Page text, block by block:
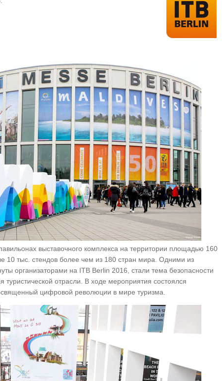
выставочного комплекса на территории площадью 160
10 тыс. стендов более чем из 180 стран мира. Одними из
организаторами на ITB Berlin 2016, стали тема безопасности
туристической отрасли. В ходе мероприятия состоялся
цифровой революции в мире туризма.